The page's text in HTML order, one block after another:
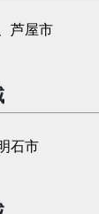
芦屋市
石市